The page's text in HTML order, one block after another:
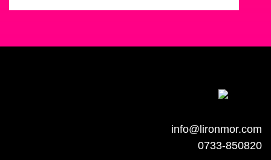
info@lironmor.com
0733-850820